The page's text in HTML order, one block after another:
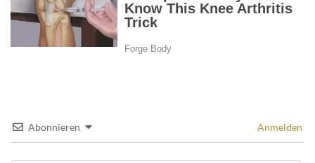
Abonnieren Anmelden